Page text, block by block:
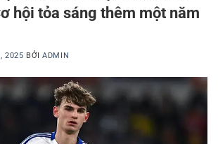
hội tỏa sáng thêm một năm
2025 BỞIADMIN